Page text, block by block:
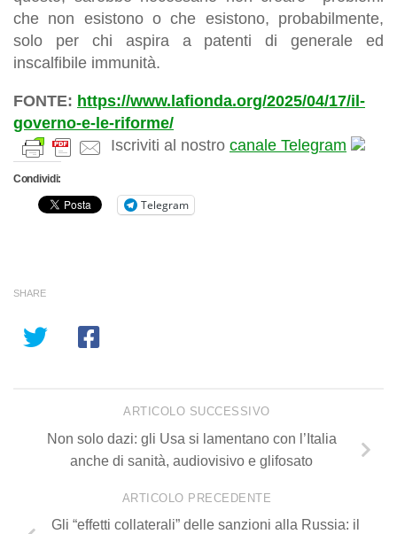
che non esistono o che esistono, probabilmente,
solo per chi aspira a patenti di generale ed
inscalfibile immunità.
FONTE: https://www.lafionda.org/2025/04/17/il-
governo-e-le-riforme/
Iscriviti al nostro canale Telegram
Condividi:
Telegram
SHARE
ARTICOLO SUCCESSIVO
Non solo dazi: gli Usa si lamentano con l’Italia
anche di sanità, audiovisivo e glifosato
ARTICOLO PRECEDENTE
Gli “effetti collaterali” delle sanzioni alla Russia: il